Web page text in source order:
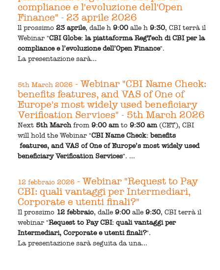
compliance e l'evoluzione dell'Open
Finance" - 23 aprile 2026
ll prossimo23 aprile, dalle h9:00 alle h9:30, CBI terrà il
Webinar "CBI Globe: la piattaforma RegTech di CBI per la
compliance e l’evoluzione dell’Open Finance".
La presentazione sarà...
5th March 2026 - Webinar "CBI Name Check:
benefits features, and VAS of One of
Europe's most widely used beneficiary
Verification Services" - 5th March 2026
Next 5th Marchfrom9:00 amto9:30 am(CET), CBI
will hold the Webinar "CBI Name Check: benefits
features, and VAS of One of Europe’s most widely used
beneficiary Verification Services". ...
12 febbraio 2026 - Webinar "Request to Pay
CBI: quali vantaggi per Intermediari,
Corporate e utenti finali?"
Il prossimo 12 febbraio, dalle9:00 alle9:30, CBI terrà il
webinar "Request to Pay CBI: quali vantaggi per
Intermediari, Corporate e utenti finali?".
La presentazione sarà seguita da una...